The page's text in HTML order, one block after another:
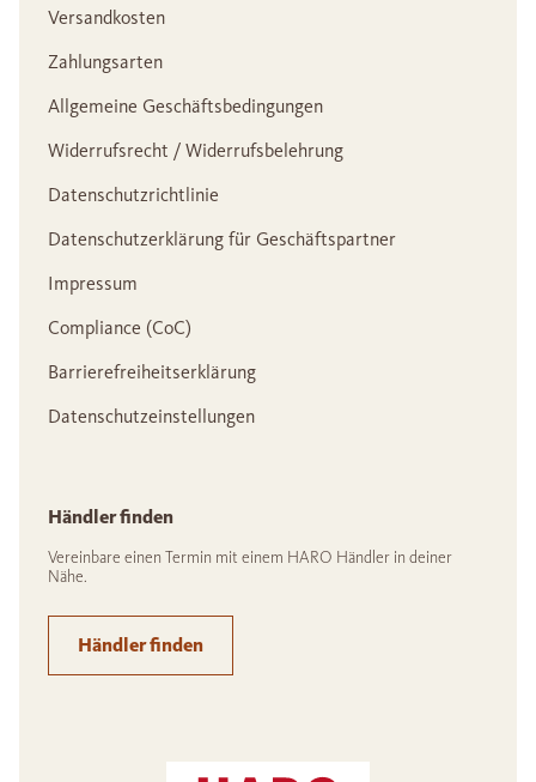
Versandkosten
Zahlungsarten
Allgemeine Geschäftsbedingungen
Widerrufsrecht / Widerrufsbelehrung
Datenschutzrichtlinie
Datenschutzerklärung für Geschäftspartner
Impressum
Compliance (CoC)
Barrierefreiheitserklärung
Datenschutzeinstellungen
Händler finden
Vereinbare einen Termin mit einem HARO Händler in deiner
Nähe.
Händler finden